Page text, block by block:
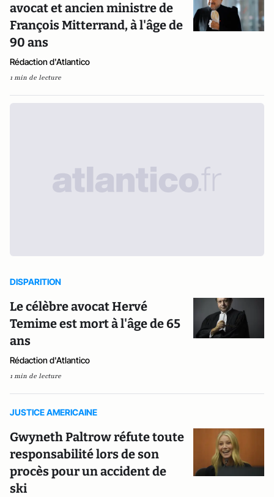
avocat et ancien ministre de
François Mitterrand, à l'âge de
90 ans
Rédaction d'Atlantico
1 min de lecture
DISPARITION
Le célèbre avocat Hervé
Temime est mort à l'âge de 65
ans
Rédaction d'Atlantico
1 min de lecture
JUSTICE AMERICAINE
Gwyneth Paltrow réfute toute
responsabilité lors de son
procès pour un accident de
ski